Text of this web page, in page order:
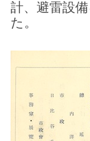
計、避雷設
た。